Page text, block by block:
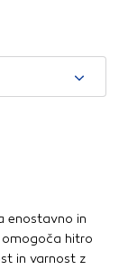
enostavno in
hitro
in varnost z
za
vašega
oglaševanja.